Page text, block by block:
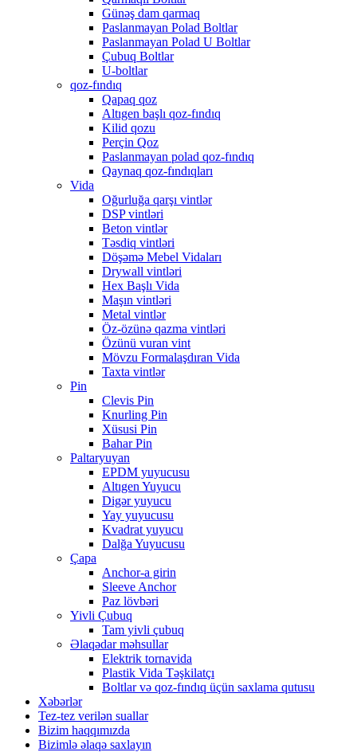
Günəş dam qarmaq
Paslanmayan Polad Boltlar
Paslanmayan Polad U Boltlar
Çubuq Boltlar
U-boltlar
qoz-fındıq
Qapaq qoz
Altıgen başlı qoz-fındıq
Kilid qozu
Perçin Qoz
Paslanmayan polad qoz-fındıq
Qaynaq qoz-fındıqları
Vida
Oğurluğa qarşı vintlər
DSP vintləri
Beton vintlər
Təsdiq vintləri
Döşəmə Mebel Vidaları
Drywall vintləri
Hex Başlı Vida
Maşın vintləri
Metal vintlər
Öz-özünə qazma vintləri
Özünü vuran vint
Mövzu Formalaşdıran Vida
Taxta vintlər
Pin
Clevis Pin
Knurling Pin
Xüsusi Pin
Bahar Pin
Paltaryuyan
EPDM yuyucusu
Altıgen Yuyucu
Digər yuyucu
Yay yuyucusu
Kvadrat yuyucu
Dalğa Yuyucusu
Çapa
Anchor-a girin
Sleeve Anchor
Paz lövbəri
Yivli Çubuq
Tam yivli çubuq
Əlaqədar məhsullar
Elektrik tornavida
Plastik Vida Təşkilatçı
Boltlar və qoz-fındıq üçün saxlama qutusu
Xəbərlər
Tez-tez verilən suallar
Bizim haqqımızda
Bizimlə əlaqə saxlayın